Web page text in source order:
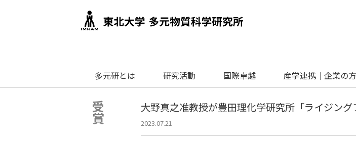
多元研とは 研究活動 国際卓越 産学連携｜企業の
受賞 大野真之准教授が豊田理化学研究所「ライジン
2023.07.21